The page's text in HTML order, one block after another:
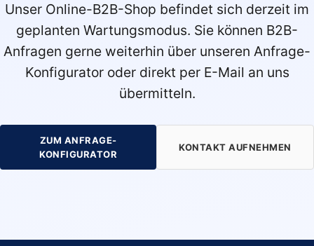
Unser Online-B2B-Shop befindet sich derzeit im
geplanten Wartungsmodus. Sie können B2B-
Anfragen gerne weiterhin über unseren Anfrage-
Konfigurator oder direkt per E-Mail an uns
übermitteln.
ZUM ANFRAGE-
KONFIGURATOR
KONTAKT AUFNEHMEN